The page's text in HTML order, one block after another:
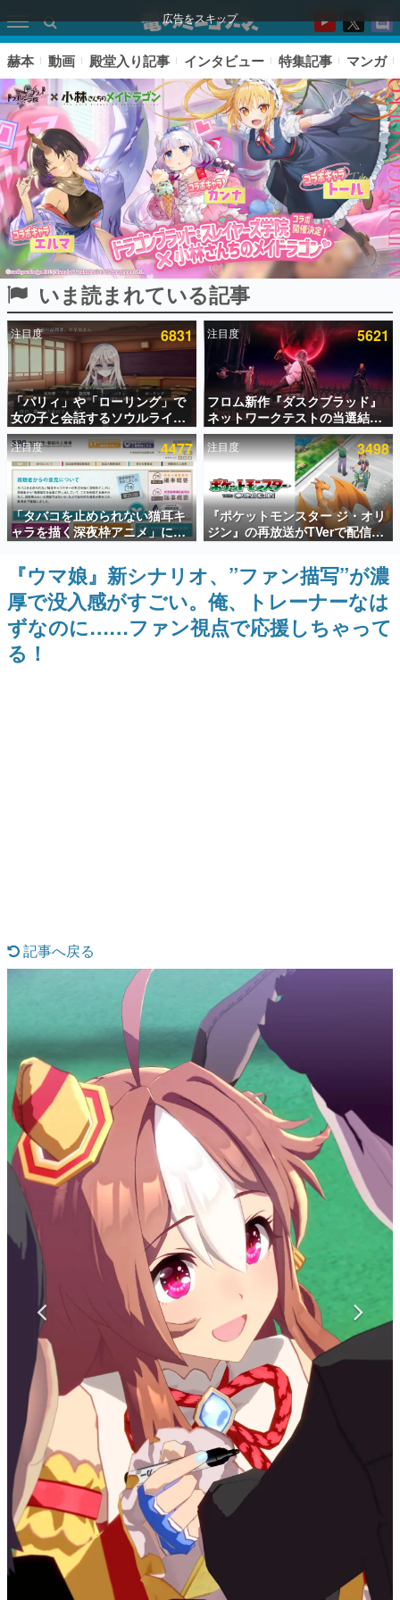
広告をスキップ
ピックアップ
電ファミのいま読まれている記事ランキング
アプリセール情報
インタビュー
連載・特集一覧
殿堂入り記事
SNS拡散数が数千以上！ ページビュー数万以上！ などな
ど。多くの人々に読まれた、電ファミ渾身の“殿堂入り”記
事をまとめました。
ゲームの企画書
名作ゲームクリエイターの方々に製作時のエピソードをお
聞きし、ヒットする企画（ゲーム）とは何か？を探ってい
きます。
なんでゲームは面白い？
ゲーム開発者・hamatsu氏がゲームの魅力を画面や操作の
具体的な形から解き明かしていく、硬派で骨太な評論連載
です。
ゲームが変えた日本語
「経験値」「裏技」「ラスボス」… ゲームにまつわる言葉
の起源や用法の変遷を、コンピューター文化史研究家・タ
イニーP氏が徹底調査。
カテゴリ
特集記事
マンガ
女性向け
アプリレビュー
その他
電ファミニコゲーマーとは？
運営：株式会社マレ
赫本 動画 殿堂入り記事 インタビュー 特集記事 マンガ
いま読まれている記事
注目度 6831
「パリィ」や「ローリング」で
女の子と会話するソウルライク
恋愛ゲーム『小早川さんはソウ
ルライク』無料公開。返事に失
敗すると「YOU DIED」
注目度 5621
フロム新作『ダスクブラッド』
ネットワークテストの当選結果
が8月7日22時に発表。応募サイ
トのマイページから確認可能、
テスト実施は8月21日～24日
注目度 4477
「タバコを止められない猫耳キ
ャラを描く深夜枠アニメ」に視
聴者の一部から批判意見。違法
薬物の使用と思しき描写も含め
て、BPOが議論を交わす
注目度 3498
『ポケットモンスター ジ・オリ
ジン』の再放送がTVerで配信
中！レッド（CV：竹内順子）が
主人公のオリジナルアニメ
『ウマ娘』新シナリオ、”ファン描写”が濃
厚で没入感がすごい。俺、トレーナーなは
ずなのに……ファン視点で応援しちゃって
る！
記事へ戻る